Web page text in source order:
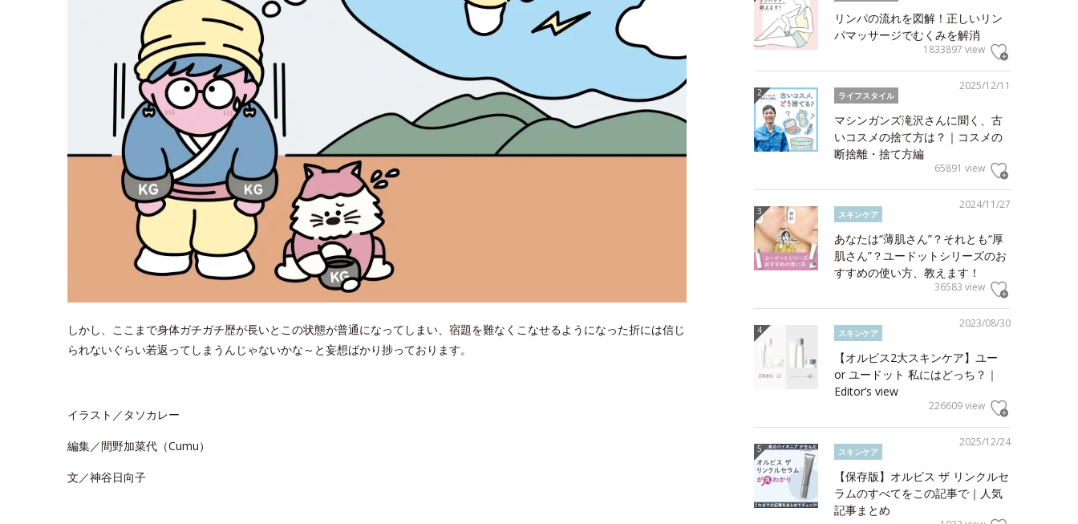
しかし、ここまで身体ガチガチ歴が長いとこの状態が普通になってしまい、宿題を難なくこなせるようになった折には信じ
られないぐらい若返ってしまうんじゃないかな～と妄想ばかり捗っております。
イラスト／タソカレー
編集／間野加菜代（Cumu）
文／神谷日向子
リンパの流れを図解！正しいリン
パマッサージでむくみを解消
1833897 view
2025/12/11
ライフスタイル
マシンガンズ滝沢さんに聞く、古
いコスメの捨て方は？｜コスメの
断捨離・捨て方編
65891 view
2024/11/27
スキンケア
あなたは“薄肌さん”？それとも“厚
肌さん”？ユードットシリーズのお
すすめの使い方、教えます！
36583 view
2023/08/30
スキンケア
【オルビス2大スキンケア】ユー
or ユードット 私にはどっち？｜
Editor’s view
226609 view
2025/12/24
スキンケア
【保存版】オルビス ザ リンクルセ
ラムのすべてをこの記事で｜人気
記事まとめ